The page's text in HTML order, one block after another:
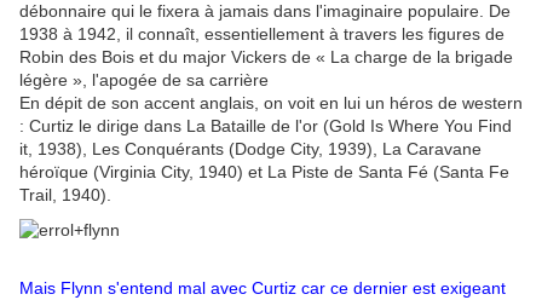
débonnaire qui le fixera à jamais dans l'imaginaire populaire. De
1938 à 1942, il connaît, essentiellement à travers les figures de
Robin des Bois et du major Vickers de « La charge de la brigade
légère », l'apogée de sa carrière
En dépit de son accent anglais, on voit en lui un héros de western
: Curtiz le dirige dans La Bataille de l'or (Gold Is Where You Find
it, 1938), Les Conquérants (Dodge City, 1939), La Caravane
héroïque (Virginia City, 1940) et La Piste de Santa Fé (Santa Fe
Trail, 1940).
Mais Flynn s'entend mal avec Curtiz car ce dernier est exigeant